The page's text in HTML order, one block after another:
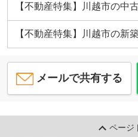
【不動産特集】川越市の中
【不動産特集】川越市の新
メールで共有する
ページ